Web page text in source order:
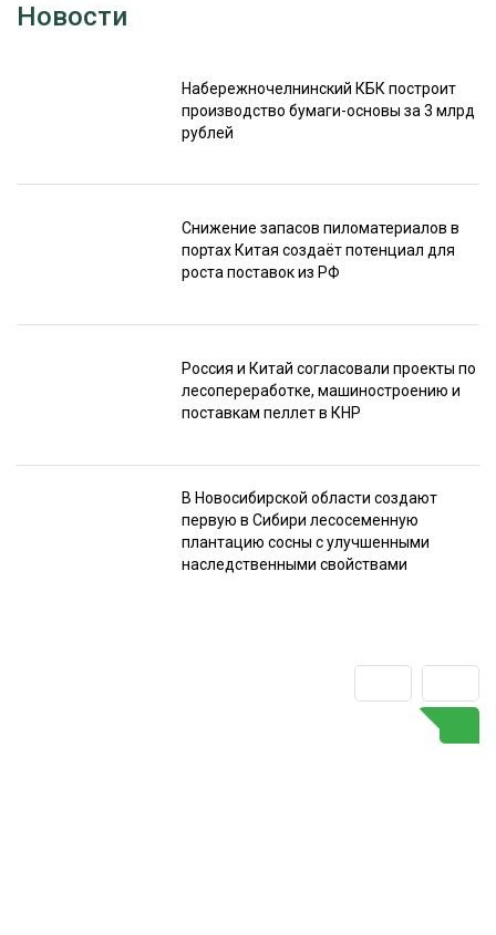
Новости
Набережночелнинский КБК построит
производство бумаги-основы за 3 млрд
рублей
Снижение запасов пиломатериалов в
портах Китая создаёт потенциал для
роста поставок из РФ
Россия и Китай согласовали проекты по
лесопереработке, машиностроению и
поставкам пеллет в КНР
В Новосибирской области создают
первую в Сибири лесосеменную
плантацию сосны с улучшенными
наследственными свойствами